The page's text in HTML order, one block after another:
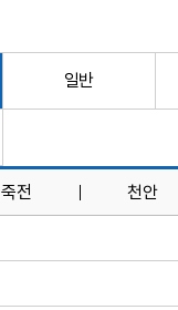
일반
죽전 천안